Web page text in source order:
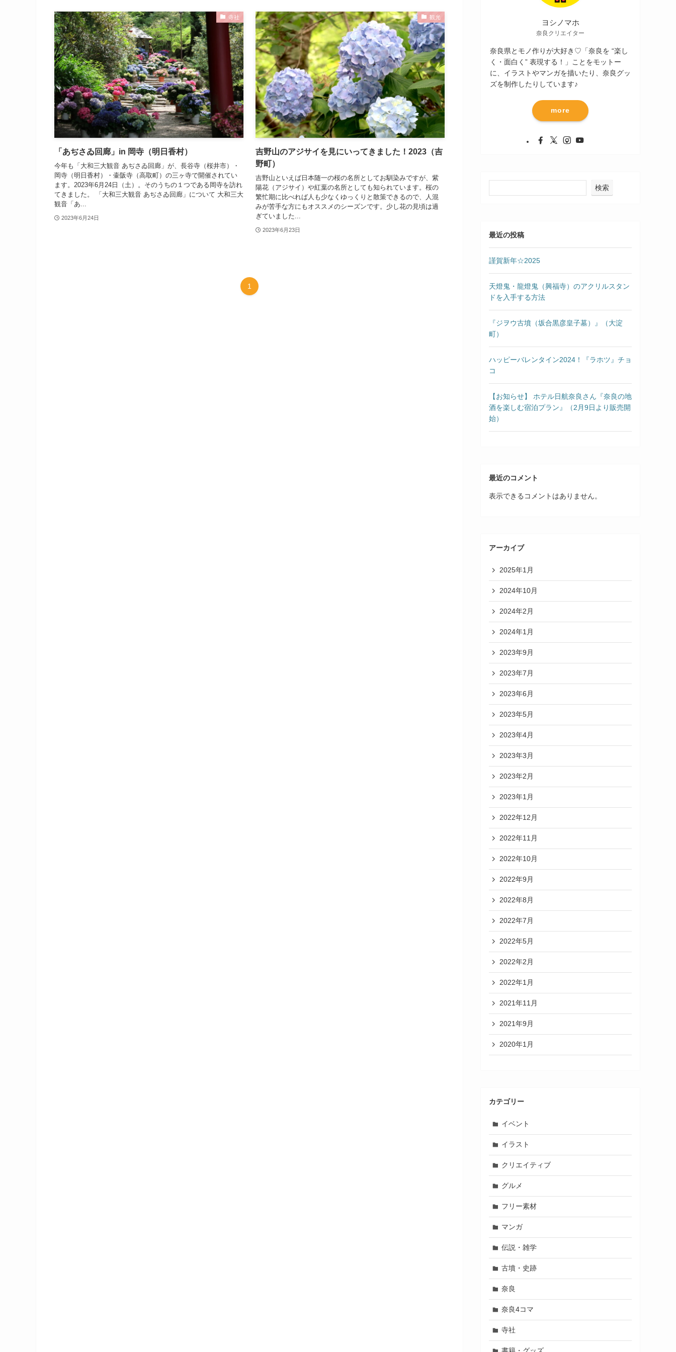
寺社
「あぢさゐ回廊」in 岡寺（明日香村）
今年も「大和三大観音 あぢさゐ回廊」が、長谷寺（桜井市）・
岡寺（明日香村）・壷阪寺（高取町）の三ヶ寺で開催されてい
ます。2023年6月24日（土）。そのうちの１つである岡寺を訪れ
てきました。 「大和三大観音 あぢさゐ回廊」について 大和三大
観音「あ...
2023年6月24日
観光
吉野山のアジサイを見にいってきました！2023（吉
野町）
吉野山といえば日本随一の桜の名所としてお馴染みですが、紫
陽花（アジサイ）や紅葉の名所としても知られています。桜の
繁忙期に比べれば人も少なくゆっくりと散策できるので、人混
みが苦手な方にもオススメのシーズンです。少し花の見頃は過
ぎていました...
2023年6月23日
1
ヨシノマホ
奈良クリエイター
奈良県とモノ作りが大好き♡「奈良を “楽し
く・面白く” 表現する！」ことをモットー
に、イラストやマンガを描いたり、奈良グッ
ズを制作したりしています♪
more
検索
最近の投稿
謹賀新年☆2025
天燈鬼・龍燈鬼（興福寺）のアクリルスタン
ドを入手する方法
『ジヲウ古墳（坂合黒彦皇子墓）』（大淀
町）
ハッピーバレンタイン2024！『ラホツ』チョ
コ
【お知らせ】 ホテル日航奈良さん『奈良の地
酒を楽しむ宿泊プラン』（2月9日より販売開
始）
最近のコメント
表示できるコメントはありません。
アーカイブ
2025年1月
2024年10月
2024年2月
2024年1月
2023年9月
2023年7月
2023年6月
2023年5月
2023年4月
2023年3月
2023年2月
2023年1月
2022年12月
2022年11月
2022年10月
2022年9月
2022年8月
2022年7月
2022年5月
2022年2月
2022年1月
2021年11月
2021年9月
2020年1月
カテゴリー
イベント
イラスト
クリエイティブ
グルメ
フリー素材
マンガ
伝説・雑学
古墳・史跡
奈良
奈良4コマ
寺社